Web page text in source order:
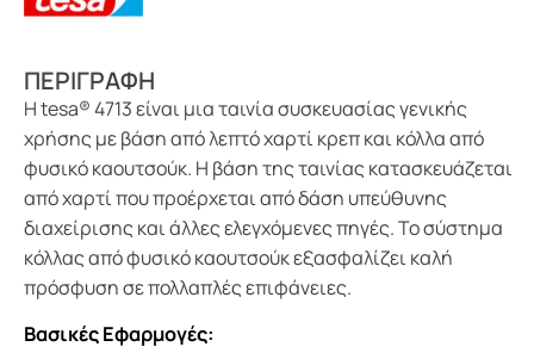
ΠΕΡΙΓΡΑΦΗ
Η tesa® 4713 είναι μια ταινία συσκευασίας γενικής
χρήσης με βάση από λεπτό χαρτί κρεπ και κόλλα από
φυσικό καουτσούκ. Η βάση της ταινίας κατασκευάζεται
από χαρτί που προέρχεται από δάση υπεύθυνης
διαχείρισης και άλλες ελεγχόμενες πηγές. Το σύστημα
κόλλας από φυσικό καουτσούκ εξασφαλίζει καλή
πρόσφυση σε πολλαπλές επιφάνειες.
Βασικές Εφαρμογές: